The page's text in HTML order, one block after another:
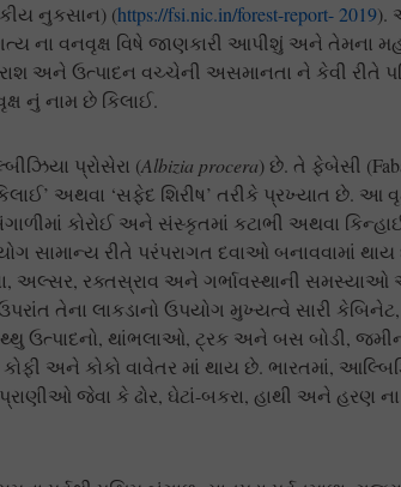
નુકસાન) (https://fsi.nic.in/forest-report- 2019).
વનવૃક્ષ વિષે જાણકારી આપીશું અને તેમના
અને ઉત્પાદન વચ્ચેની અસમાનતા ને કેવી રીતે
નું નામ છે કિલાઈ.
પ્રોસેરા (Albizia procera) છે. તે ફેબેસી
અથવા ‘સફેદ શિરીષ’ તરીકે પ્રખ્યાત છે. આ
કોરોઈ અને સંસ્કૃતમાં કટાભી અથવા
સામાન્ય રીતે પરંપરાગત દવાઓ બનાવવામાં
અલ્સર, રક્તસ્રાવ અને ગર્ભાવસ્થાની સમસ્યાઓ
તેના લાકડાનો ઉપયોગ મુખ્યત્વે સારી કેબિનેટ,
ઉત્પાદનો, થાંભલાઓ, ટ્રક અને બસ બોડી,
અને કોકો વાવેતર માં થાય છે. ભારતમાં,
પ્રાણીઓ જેવા કે ઢોર, ઘેટાં-બકરા, હાથી અને હરણ ના